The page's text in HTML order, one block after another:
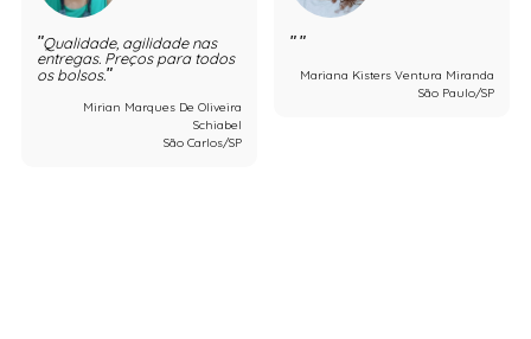
Qualidade, agilidade nas
entregas. Preços para todos
os bolsos.
Mirian Marques De Oliveira
Schiabel
São Carlos/SP
Mariana Kisters Ventura Miranda
São Paulo/SP